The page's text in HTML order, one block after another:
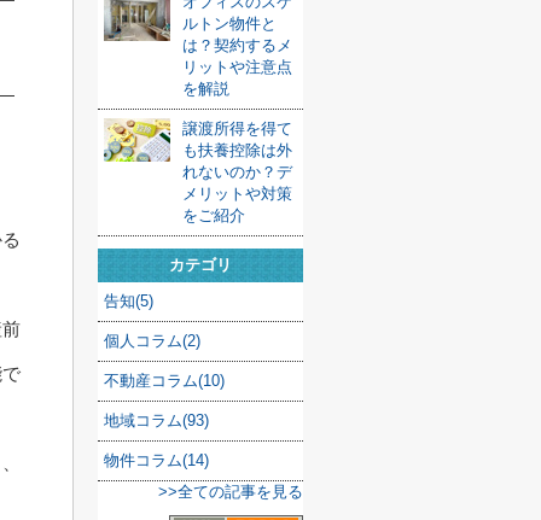
ルトン物件と
は？契約するメ
リットや注意点
を解説
譲渡所得を得て
も扶養控除は外
れないのか？デ
メリットや対策
をご紹介
カテゴリ
告知(5)
個人コラム(2)
不動産コラム(10)
地域コラム(93)
物件コラム(14)
>>全ての記事を見る